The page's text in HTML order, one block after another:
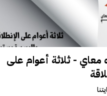
معاي - ثلاثة أعوام على